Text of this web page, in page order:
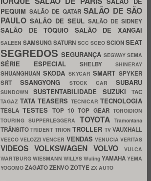
PEQUIM SALÃO DE QATARSALÃO DE SÃO
PAULO SALÃO DE SEUL SALÃO DE SIDNEY
SALÃO DE TÓQUIO SALÃO DE XANGAI
SALEENSAMSUNGSATURN SCC SCEO SCIONSEAT
SEGREDOSSEGURANÇA SEGWAYSEMA
SÉRIE ESPECIAL SHELBY SHINERAY
SHUANGHUAN SKODA SKYCARSMART SPYKER
SRTSSANGYONG STOCK CAR SUBARU
SUNDOWNSUSTENTABILIDADE SUZUKITAC
TAGAZ TATA TEASERS TECNICAR TECNOLOGIA
TESLATESTES TOP 10TOP GEARTOROIDION
TOURING SUPPERLEGGERA TOYOTATramontana
TRÂNSITOTRIDENT TRIONTROLLER TVVAUXHALL
VEECOVELOZZIVENCER VENDAS VENUCIAVERITAS
VIDEOS VOLKSWAGEN VOLVO
VULCA
WARTBURG WIESMANN WILLYS Wuling YAMAHA YEMA
YOGOMO ZAGATOZENVOZOTYE ZX AUTO